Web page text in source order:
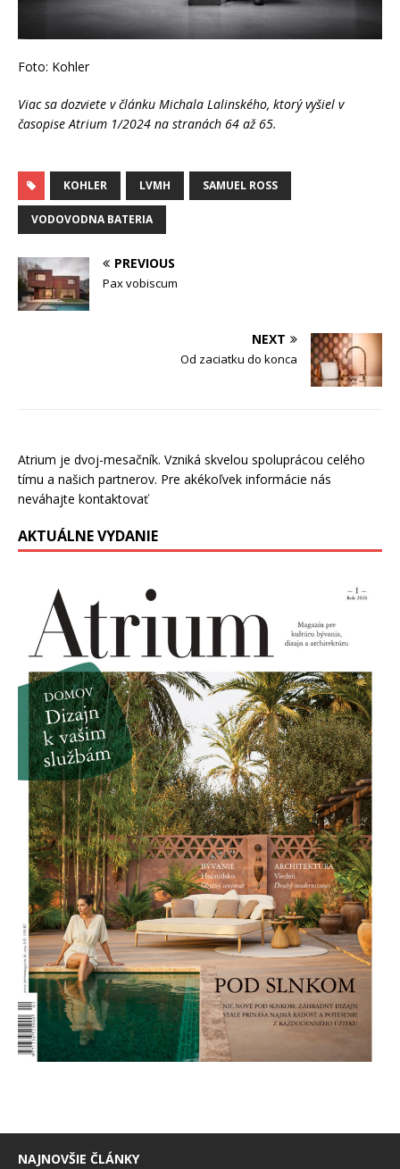
Foto: Kohler
Viac sa dozviete v článku Michala Lalinského, ktorý vyšiel v
časopise Atrium 1/2024 na stranách 64 až 65.
KOHLER LVMH SAMUEL ROSS
VODOVODNA BATERIA
PREVIOUS
Pax vobiscum
NEXT
Od zaciatku do konca
Atrium je dvoj-mesačník. Vzniká skvelou spoluprácou celého
tímu a našich partnerov. Pre akékoľvek informácie nás
neváhajte kontaktovať
AKTUÁLNE VYDANIE
NAJNOVŠIE ČLÁNKY